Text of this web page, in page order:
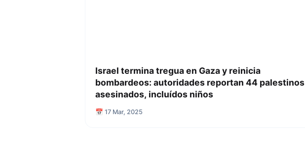
Israel termina tregua en Gaza y reinicia
bombardeos: autoridades reportan 44 palestinos
asesinados, incluídos niños
📅 17 Mar, 2025